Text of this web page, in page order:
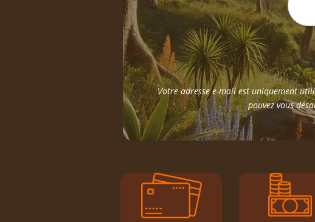
Votre adresse e-mail est uniquement
pouvez vous